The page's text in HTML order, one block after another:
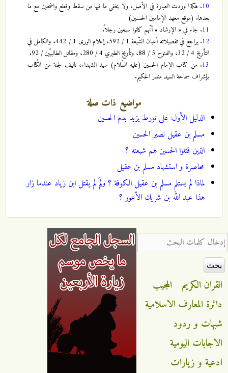
10. هكذا وردت العبارة في الأصل، ولا يخفى ما فيها من سقط وقطع واضحين مع ما
بعدها. (موقع معهد الإمامين الحسنين)
11. جاء في « الإرشاد » أنّهم كانوا سبعين رجلاً.
12.
يراجع في تفصيلاته أعيان الشّيعة 1 / 592، إعلام الورى 1 / 442، والكامل في
التأريخ 4 / 32، والفتوح 5 / 88، وتأريخ الطبري 4 / 280، ومقاتل الطالبيّين / 92.
13. من کتاب الإمام الحسين (عليه السّلام) سيد الشهداء، تاليف لجنة من الكُتاب
بإشراف سماحة السيد منذر الحكيم.
مواضيع ذات صلة
الدليل الأول: على تورط يزيد بدم الحسين
مسلم بن عقيل نصير الحسين
الذين قتلوا الحسين هم شيعته ؟
محاصرة و استشهاد مسلم بن عقيل
لماذا لم يستلم مسلم بن عقيل الكوفة ؟ ولِمَ لم يقتل ابن زياد عندما زار
هذا عبد الله بن شريك الأعور ؟
‏إدخال كلمات البحث ‏
القران الكريم
المجيب
دائرة المعارف الاسلامية
شبهات و ردود
الاجابات اليومية
ادعية و زيارات